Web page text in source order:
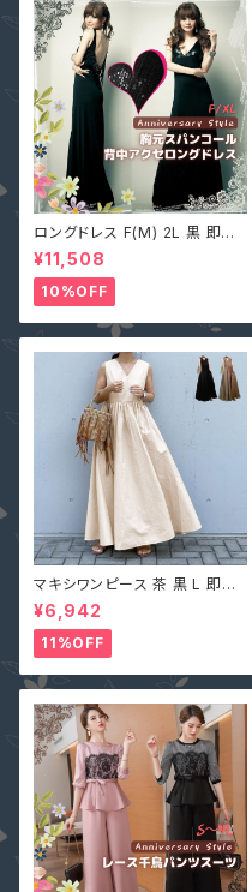
ロングドレス F(M) 2L 黒 即納
マキシワンピース キャバ嬢 パー
ティードレス スパンコール 二次
会 大きいサイズ YJ-6536 レデ
ィース 背中開き ノースリーブ イ
ブニングドレス
¥11,508
10%OFF
マキシワンピース 茶 黒 L 即納
オフベージュレディース Vネック
nclq496 ロング ギャザー フレ
アー ノースリーブ 夏 森ガール
袖なし
¥6,942
11%OFF